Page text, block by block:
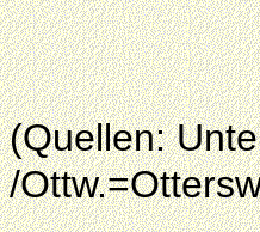
(Quellen:
/